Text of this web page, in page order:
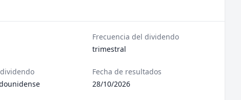
Frecuencia del dividendo
trimestral
Fecha de resultados
28/10/2026